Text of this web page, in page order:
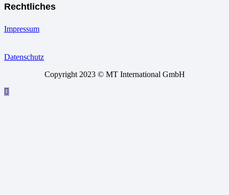
Rechtliches
Impressum
Datenschutz
Copyright 2023 © MT International GmbH